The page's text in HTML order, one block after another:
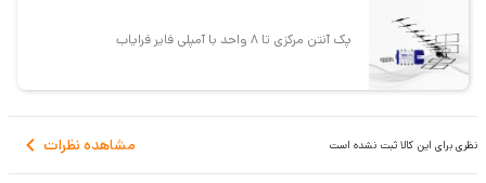
پک آنتن مرکزی تا 8 واحد با آمپلی فایر فرایاب
مشاهده نظرات نظری برای این کالا ثبت نشده است